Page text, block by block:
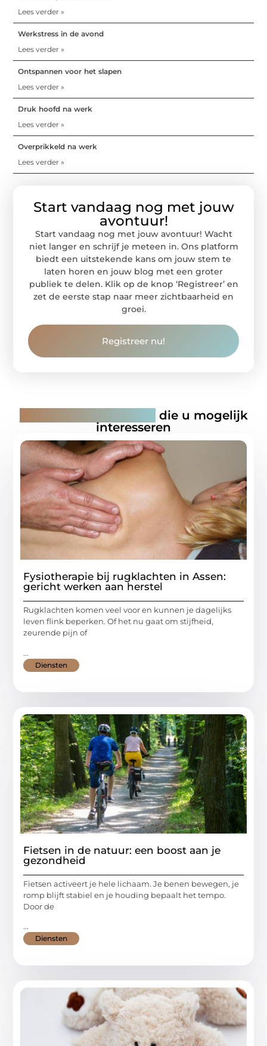
Lees verder »
Werkstress in de avond
Lees verder »
Ontspannen voor het slapen
Lees verder »
Druk hoofd na werk
Lees verder »
Overprikkeld na werk
Lees verder »
Start vandaag nog met jouw
avontuur!
Start vandaag nog met jouw avontuur! Wacht
niet langer en schrijf je meteen in. Ons platform
biedt een uitstekende kans om jouw stem te
laten horen en jouw blog met een groter
publiek te delen. Klik op de knop ‘Registreer’ en
zet de eerste stap naar meer zichtbaarheid en
groei.
Registreer nu!
die u mogelijk
interesseren
Fysiotherapie bij rugklachten in Assen:
gericht werken aan herstel
Rugklachten komen veel voor en kunnen je dagelijks
leven flink beperken. Of het nu gaat om stijfheid,
zeurende pijn of
...
Diensten
Fietsen in de natuur: een boost aan je
gezondheid
Fietsen activeert je hele lichaam. Je benen bewegen, je
romp blijft stabiel en je houding bepaalt het tempo.
Door de
...
Diensten